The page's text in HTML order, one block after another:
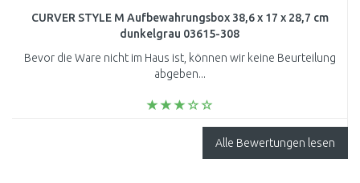
CURVER STYLE M Aufbewahrungsbox 38,6 x 17 x 28,7 cm
dunkelgrau 03615-308
Bevor die Ware nicht im Haus ist, können wir keine Beurteilung
abgeben...
Alle Bewertungen lesen